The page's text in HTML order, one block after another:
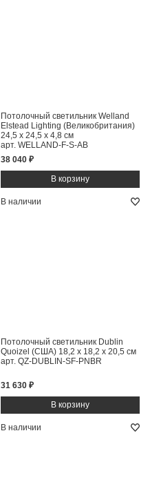
Потолочный светильник Welland
Elstead Lighting (Великобритания)
24,5 x 24,5 x 4,8 см
арт. WELLAND-F-S-AB
38 040 ₽
В наличии
Потолочный светильник Dublin
Quoizel (США) 18,2 x 18,2 x 20,5 см
арт. QZ-DUBLIN-SF-PNBR
31 630 ₽
В наличии